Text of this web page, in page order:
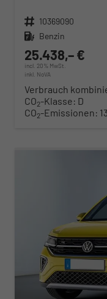
Fahrzeugnr. 10369090
Kraftstoff Benzin
25.438,– €
incl. 20% MwSt.
inkl. NoVA
Verbrauch
CO2-Klasse: D
CO2-Emissionen: